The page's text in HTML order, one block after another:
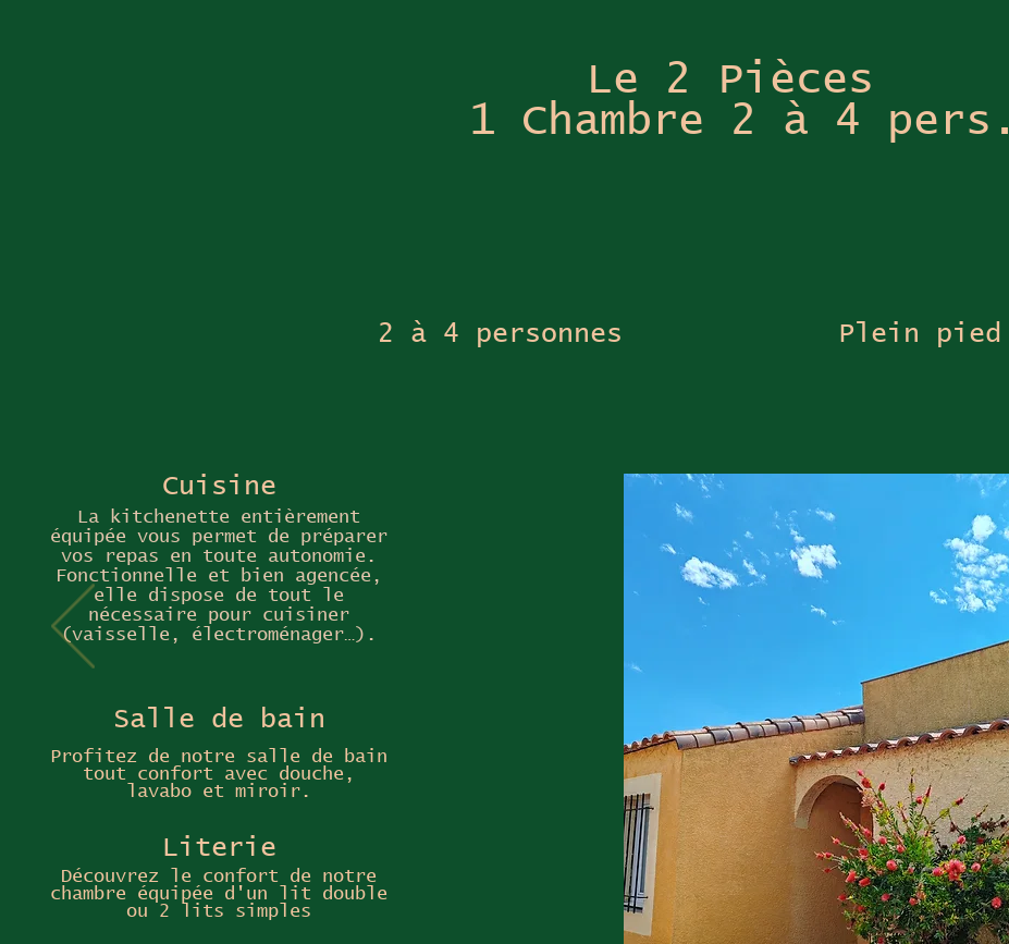
Le 2 Pièces
1 Chambre 2 à 4 pers.
2 à 4 personnes Plein pied
Cuisine
La kitchenette entièrement
équipée vous permet de préparer
vos repas en toute autonomie.
Fonctionnelle et bien agencée,
elle dispose de tout le
nécessaire pour cuisiner
(vaisselle, électroménager…).
Salle de bain
Profitez de notre salle de bain
tout confort avec douche,
lavabo et miroir.
Literie
Découvrez le confort de notre
chambre équipée d'un lit double
ou 2 lits simples